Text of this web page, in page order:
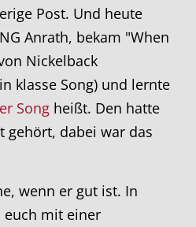
Post. Und heute
Anrath, bekam "When
Nickelback
klasse Song) und lernte
Song heißt. Den hatte
gehört, dabei war das
wenn er gut ist. In
euch mit einer